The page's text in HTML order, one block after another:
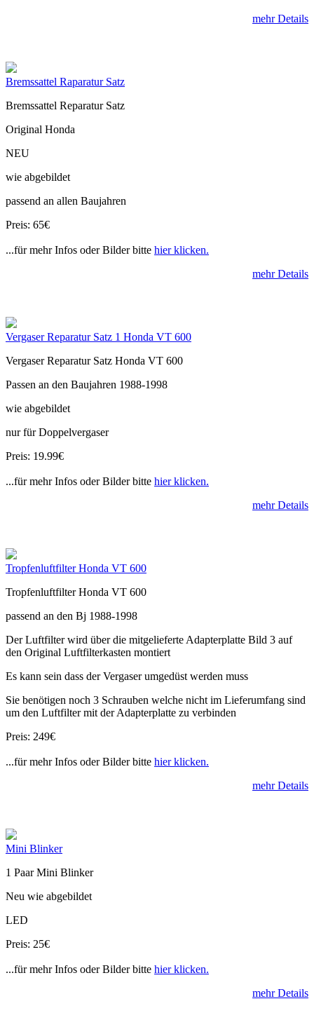
mehr Details
Bremssattel Raparatur Satz
Bremssattel Reparatur Satz
Original Honda
NEU
wie abgebildet
passend an allen Baujahren
Preis: 65€
...für mehr Infos oder Bilder bitte hier klicken.
mehr Details
Vergaser Reparatur Satz 1 Honda VT 600
Vergaser Reparatur Satz Honda VT 600
Passen an den Baujahren 1988-1998
wie abgebildet
nur für Doppelvergaser
Preis: 19.99€
...für mehr Infos oder Bilder bitte hier klicken.
mehr Details
Tropfenluftfilter Honda VT 600
Tropfenluftfilter Honda VT 600
passend an den Bj 1988-1998
Der Luftfilter wird über die mitgelieferte Adapterplatte Bild 3 auf
den Original Luftfilterkasten montiert
Es kann sein dass der Vergaser umgedüst werden muss
Sie benötigen noch 3 Schrauben welche nicht im Lieferumfang sind
um den Luftfilter mit der Adapterplatte zu verbinden
Preis: 249€
...für mehr Infos oder Bilder bitte hier klicken.
mehr Details
Mini Blinker
1 Paar Mini Blinker
Neu wie abgebildet
LED
Preis: 25€
...für mehr Infos oder Bilder bitte hier klicken.
mehr Details